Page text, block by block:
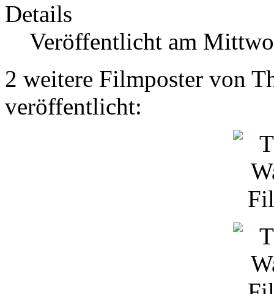
Details
Veröffentlicht am
2 weitere Filmposter von
veröffentlicht: